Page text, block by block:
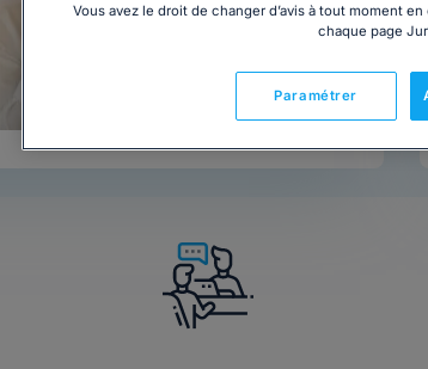
Appeler un avocat
Vous avez le droit de changer d’avis à tout moment
chaque page
Paramétrer